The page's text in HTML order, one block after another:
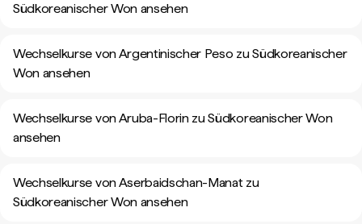
Südkoreanischer Won ansehen
Wechselkurse von Argentinischer Peso zu Südkoreanischer
Won ansehen
Wechselkurse von Aruba-Florin zu Südkoreanischer Won
ansehen
Wechselkurse von Aserbaidschan-Manat zu
Südkoreanischer Won ansehen